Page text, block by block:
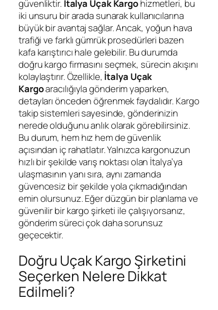
güvenliktir. İtalya Uçak Kargohizmetleri, bu
iki unsuru bir arada sunarak kullanıcılarına
büyük bir avantaj sağlar. Ancak, yoğun hava
trafiği ve farklı gümrük prosedürleri bazen
kafa karıştırıcı hale gelebilir. Bu durumda
doğru kargo firmasını seçmek, sürecin akışını
kolaylaştırır. Özellikle, İtalya Uçak
Kargoaracılığıyla gönderim yaparken,
detayları önceden öğrenmek faydalıdır. Kargo
takip sistemleri sayesinde, gönderinizin
nerede olduğunu anlık olarak görebilirsiniz.
Bu durum, hem hız hem de güvenlik
açısından iç rahatlatır. Yalnızca kargonuzun
hızlı bir şekilde varış noktası olan İtalya’ya
ulaşmasının yanı sıra, aynı zamanda
güvencesiz bir şekilde yola çıkmadığından
emin olursunuz. Eğer düzgün bir planlama ve
güvenilir bir kargo şirketi ile çalışıyorsanız,
gönderim süreci çok daha sorunsuz
geçecektir.
Doğru Uçak Kargo Şirketini
Seçerken Nelere Dikkat
Edilmeli?